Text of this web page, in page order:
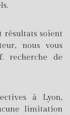
résultats soient
nous vous
recherche de
à Lyon,
limitation